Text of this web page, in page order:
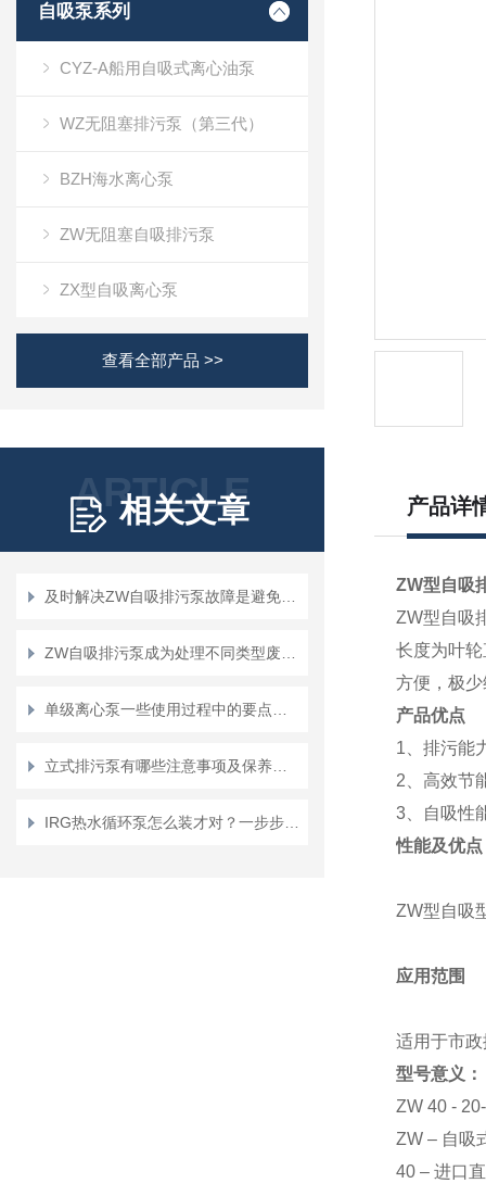
自吸泵系列
CYZ-A船用自吸式离心油泵
WZ无阻塞排污泵（第三代）
BZH海水离心泵
ZW无阻塞自吸排污泵
ZX型自吸离心泵
查看全部产品 >>
ARTICLE
相关文章 产品详
ZW型自吸
ZW型自吸
长度为叶
方便，极
产品优点
1、排污能
2、高效节
3、自吸性
性能及优点
ZW型自吸
应用范围
适用于市
型号意义：
ZW 40 -
ZW – 自吸
40 – 进口